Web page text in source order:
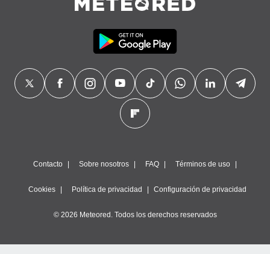
Contacto Sobre nosotros FAQ Términos de uso
Cookies Política de privacidad Configuración de privacidad
© 2026 Meteored. Todos los derechos reservados